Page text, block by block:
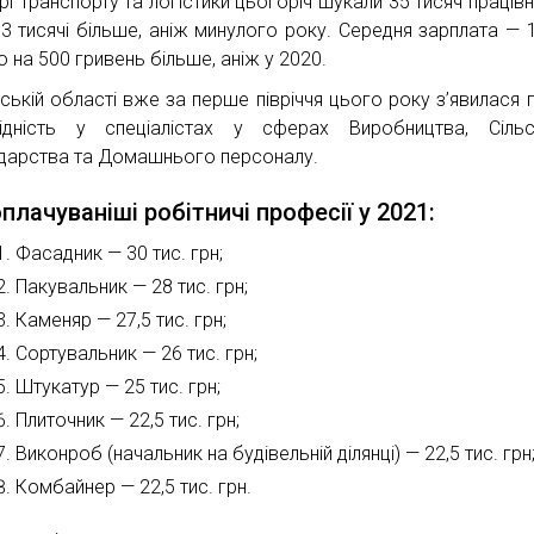
тисячі більше, аніж минулого року. Середня зарплата —
на 500 гривень більше, аніж у 2020.
області вже за перше півріччя цього року з’явилася
у спеціалістах у сферах Виробництва,
та Домашнього персоналу.
робітничі професії у 2021:
Фасадник — 30 тис. грн;
Пакувальник — 28 тис. грн;
Каменяр — 27,5 тис. грн;
Сортувальник — 26 тис. грн;
Штукатур — 25 тис. грн;
Плиточник — 22,5 тис. грн;
Виконроб (начальник на будівельній ділянці) — 22,5 тис.
Комбайнер — 22,5 тис. грн.